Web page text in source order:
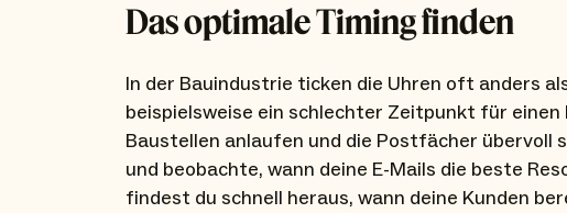
Das optimale Timing finden
In der Bauindustrie ticken die Uhren oft anders
beispielsweise ein schlechter Zeitpunkt für
Baustellen anlaufen und die Postfächer übervoll
und beobachte, wann deine E-Mails die beste
findest du schnell heraus, wann deine Kunden